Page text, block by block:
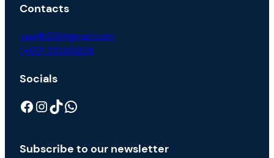
Contacts
yawfh03@gmail.com
(+60) 1113319828
Socials
Facebook InstagramTikTok WhatsApp
Subscribe to our newsletter